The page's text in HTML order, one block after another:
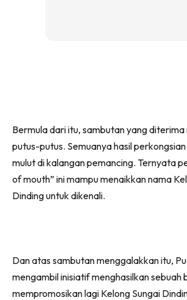
Bermula dari itu, sambutan yang
putus-putus. Semuanya hasil
mulut di kalangan pemancing. Ternyata
of mouth” ini mampu menaikkan nama
Dinding untuk dikenali.
Dan atas sambutan menggalakkan itu,
mengambil inisiatif menghasilkan sebuah
mempromosikan lagi Kelong Sungai